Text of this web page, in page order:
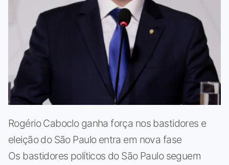
Rogério Caboclo ganha força nos bastidores e
eleição do São Paulo entra em nova fase
Os bastidores políticos do São Paulo seguem